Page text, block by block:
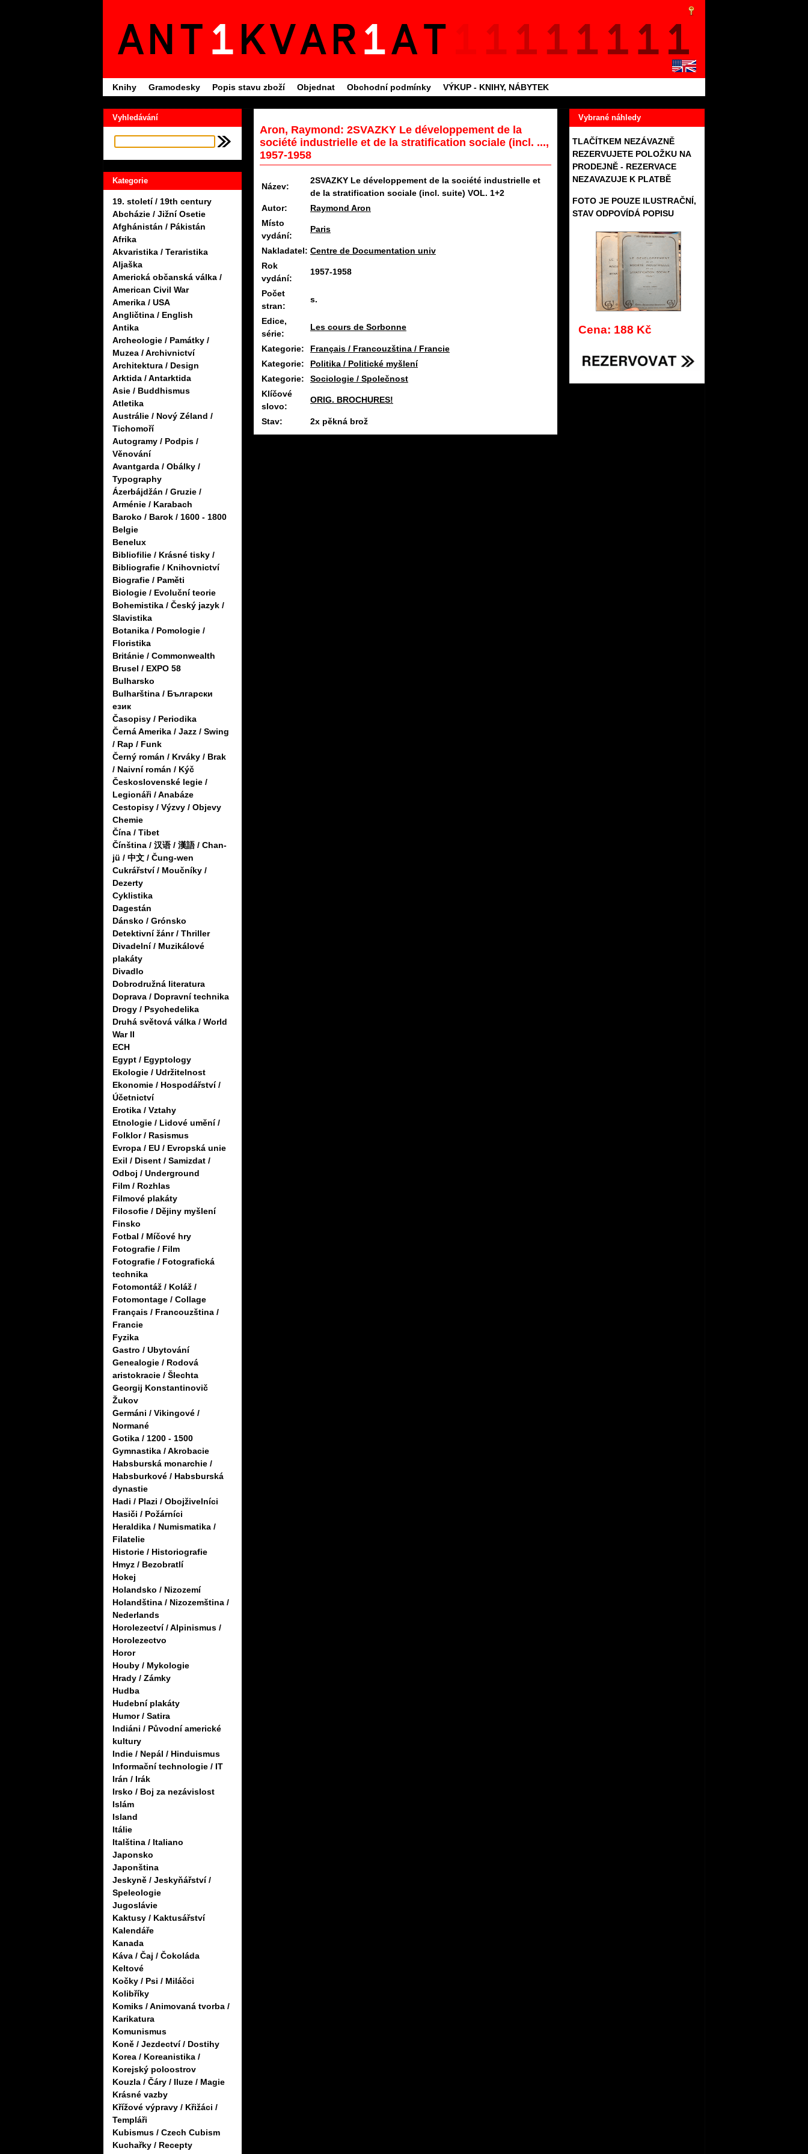
Knihy Gramodesky Popis stavu zboží Objednat Obchodní podmínky VÝKUP - KNIHY, NÁBYTEK
Vyhledávání
Kategorie
19. století / 19th century
Abcházie / Jižní Osetie
Afghánistán / Pákistán
Afrika
Akvaristika / Teraristika
Aljaška
Americká občanská válka /
American Civil War
Amerika / USA
Angličtina / English
Antika
Archeologie / Památky /
Muzea / Archivnictví
Architektura / Design
Arktida / Antarktida
Asie / Buddhismus
Atletika
Austrálie / Nový Zéland /
Tichomoří
Autogramy / Podpis /
Věnování
Avantgarda / Obálky /
Typography
Ázerbájdžán / Gruzie /
Arménie / Karabach
Baroko / Barok / 1600 - 1800
Belgie
Benelux
Bibliofilie / Krásné tisky /
Bibliografie / Knihovnictví
Biografie / Paměti
Biologie / Evoluční teorie
Bohemistika / Český jazyk /
Slavistika
Botanika / Pomologie /
Floristika
Británie / Commonwealth
Brusel / EXPO 58
Bulharsko
Bulharština / Български
език
Časopisy / Periodika
Černá Amerika / Jazz / Swing
/ Rap / Funk
Černý román / Krváky / Brak
/ Naivní román / Kýč
Československé legie /
Legionáři / Anabáze
Cestopisy / Výzvy / Objevy
Chemie
Čína / Tibet
Čínština / 汉语 / 漢語 / Chan-
jü / 中文 / Čung-wen
Cukrářství / Moučníky /
Dezerty
Cyklistika
Dagestán
Dánsko / Grónsko
Detektivní žánr / Thriller
Divadelní / Muzikálové
plakáty
Divadlo
Dobrodružná literatura
Doprava / Dopravní technika
Drogy / Psychedelika
Druhá světová válka / World
War II
ECH
Egypt / Egyptology
Ekologie / Udržitelnost
Ekonomie / Hospodářství /
Účetnictví
Erotika / Vztahy
Etnologie / Lidové umění /
Folklor / Rasismus
Evropa / EU / Evropská unie
Exil / Disent / Samizdat /
Odboj / Underground
Film / Rozhlas
Filmové plakáty
Filosofie / Dějiny myšlení
Finsko
Fotbal / Míčové hry
Fotografie / Film
Fotografie / Fotografická
technika
Fotomontáž / Koláž /
Fotomontage / Collage
Français / Francouzština /
Francie
Fyzika
Gastro / Ubytování
Genealogie / Rodová
aristokracie / Šlechta
Georgij Konstantinovič
Žukov
Germáni / Vikingové /
Normané
Gotika / 1200 - 1500
Gymnastika / Akrobacie
Habsburská monarchie /
Habsburkové / Habsburská
dynastie
Hadi / Plazi / Obojživelníci
Hasiči / Požárníci
Heraldika / Numismatika /
Filatelie
Historie / Historiografie
Hmyz / Bezobratlí
Hokej
Holandsko / Nizozemí
Holandština / Nizozemština /
Nederlands
Horolezectví / Alpinismus /
Horolezectvo
Horor
Houby / Mykologie
Hrady / Zámky
Hudba
Hudební plakáty
Humor / Satira
Indiáni / Původní americké
kultury
Indie / Nepál / Hinduismus
Informační technologie / IT
Irán / Irák
Irsko / Boj za nezávislost
Islám
Island
Itálie
Italština / Italiano
Japonsko
Japonština
Jeskyně / Jeskyňářství /
Speleologie
Jugoslávie
Kaktusy / Kaktusářství
Kalendáře
Kanada
Káva / Čaj / Čokoláda
Keltové
Kočky / Psi / Miláčci
Kolibříky
Komiks / Animovaná tvorba /
Karikatura
Komunismus
Koně / Jezdectví / Dostihy
Korea / Koreanistika /
Korejský poloostrov
Kouzla / Čáry / Iluze / Magie
Krásné vazby
Křížové výpravy / Křižáci /
Templáři
Kubismus / Czech Cubism
Kuchařky / Recepty
Vybrané náhledy
TLAČÍTKEM NEZÁVAZNĚ
REZERVUJETE POLOŽKU NA
PRODEJNĚ - REZERVACE
NEZAVAZUJE K PLATBĚ
FOTO JE POUZE ILUSTRAČNÍ,
STAV ODPOVÍDÁ POPISU
Cena: 188 Kč
Aron, Raymond: 2SVAZKY Le développement de la
société industrielle et de la stratification sociale (incl. ...,
1957-1958
Název:
2SVAZKY Le développement de la société industrielle et
de la stratification sociale (incl. suite) VOL. 1+2
Autor:
Raymond Aron
Místo
vydání:
Paris
Nakladatel: Centre de Documentation univ
Rok
vydání:
1957-1958
Počet
stran:
s.
Edice,
série:
Les cours de Sorbonne
Kategorie:
Français / Francouzština / Francie
Kategorie:
Politika / Politické myšlení
Kategorie:
Sociologie / Společnost
Klíčové
slovo:
ORIG. BROCHURES!
Stav: 2x pěkná brož